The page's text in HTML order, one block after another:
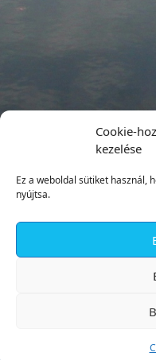
Cookie-
kezelése
Ez a weboldal sütiket használ,
nyújtsa.